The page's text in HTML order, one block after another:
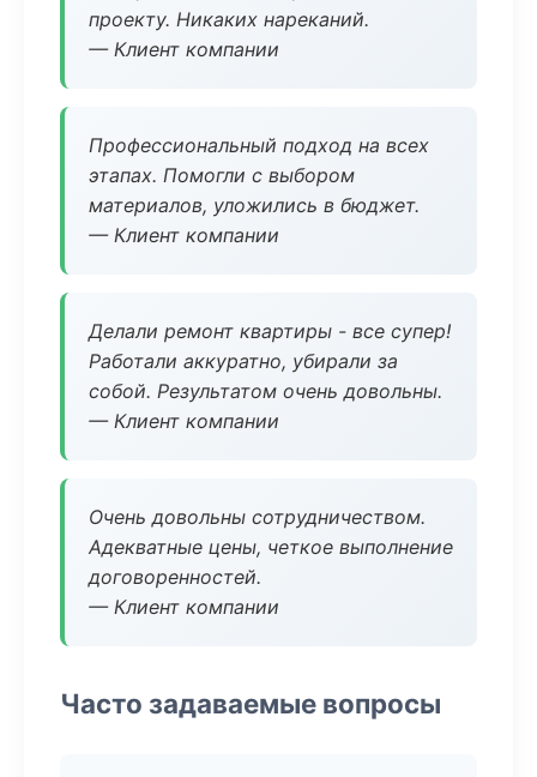
проекту. Никаких нареканий.
— Клиент компании
Профессиональный подход на всех
этапах. Помогли с выбором
материалов, уложились в бюджет.
— Клиент компании
Делали ремонт квартиры - все супер!
Работали аккуратно, убирали за
собой. Результатом очень довольны.
— Клиент компании
Очень довольны сотрудничеством.
Адекватные цены, четкое выполнение
договоренностей.
— Клиент компании
Часто задаваемые вопросы